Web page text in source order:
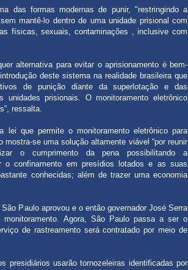
das formas modernas de punir, "restringindo a
mantê-lo dentro de uma unidade prisional com
físicas, sexuais, contaminações , inclusive com
alternativa para evitar o aprisionamento é bem-
deste sistema na realidade brasileira que
de punição diante da superlotação e das
unidades prisionais. O monitoramento eletrônico
ressalta.
lei que permite o monitoramento eletrônico para
mostra-se uma solução altamente viável “por reunir
o cumprimento da pena possibilitando a
o confinamento em presídios lotados e as suas
conhecidas; além de trazer uma economia
Paulo aprovou e o então governador José Serra
monitoramento. Agora, São Paulo passa a ser o
de rastreamento será contratado por meio de
presidiários usarão tornozeleiras identificadas por